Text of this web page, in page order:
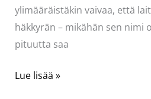
ylimääräistäkin vaivaa, että
häkkyrän – mikähän sen nimi
pituutta saa
Vaaleanpunainen
Lue lisää »